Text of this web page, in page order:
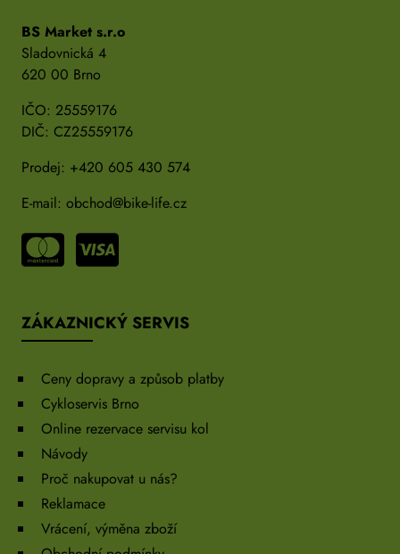
BS Market s.r.o
Sladovnická 4
620 00 Brno
IČO: 25559176
DIČ: CZ25559176
Prodej: +420 605 430 574
E-mail: obchod@bike-life.cz
ZÁKAZNICKÝ SERVIS
Ceny dopravy a způsob platby
Cykloservis Brno
Online rezervace servisu kol
Návody
Proč nakupovat u nás?
Reklamace
Vrácení, výměna zboží